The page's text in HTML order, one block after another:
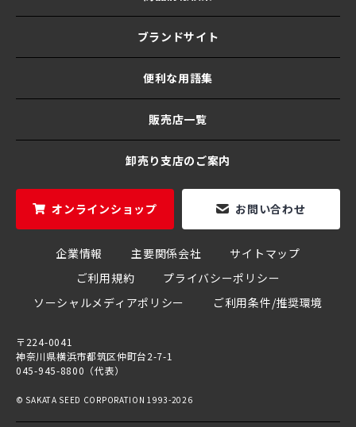
ブランドサイト
便利な用語集
販売店一覧
卸売り支店のご案内
オンラインショップ お問い合わせ
企業情報 主要関係会社
サイトマップ
ご利用規約
プライバシーポリシー
ソーシャルメディアポリシー
ご利用条件/推奨環境
〒224-0041
神奈川県横浜市都筑区仲町台2-7-1
045-945-8800（代表）
© SAKATA SEED CORPORATION 1993-2026